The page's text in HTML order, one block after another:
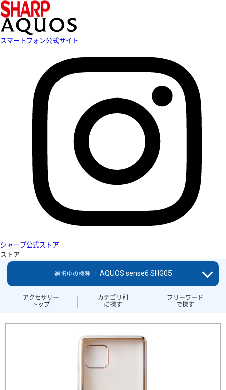
スマートフォン公式サイト
シャープ公式ストア
ストア
アクセサリー
トップ
カテゴリ別
に探す
フリーワード
で探す
選択中の機種 ： AQUOS sense6 SHG05